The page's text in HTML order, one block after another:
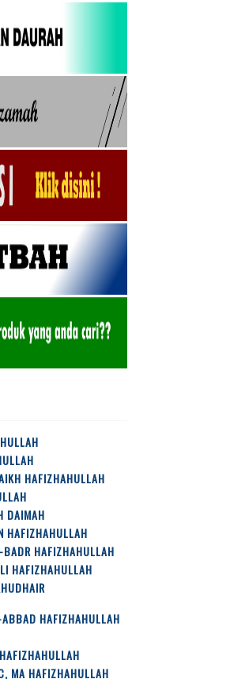
HAFIZHAHULLAH
DAIMAH
HAFIZHAHULLAH
HAFIZHAHULLAH
HAFIZHAHULLAH
HAFIZHAHULLAH
MA HAFIZHAHULLAH